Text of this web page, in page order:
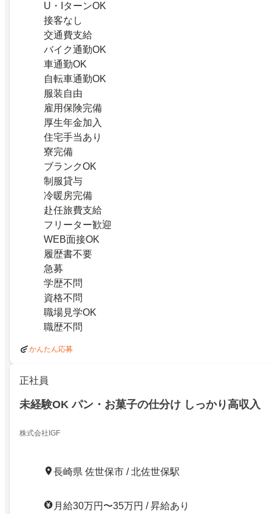
U・IターンOK
接客なし
交通費支給
バイク通勤OK
車通勤OK
自転車通勤OK
服装自由
雇用保険完備
厚生年金加入
住宅手当あり
寮完備
ブランクOK
制服貸与
冷暖房完備
赴任旅費支給
フリーター歓迎
WEB面接OK
履歴書不要
急募
学歴不問
資格不問
職場見学OK
職歴不問
かんたん応募
正社員
未経験OK パン・お菓子の仕分け しっかり高収入
株式会社IGF
長崎県 佐世保市 / 北佐世保駅
月給30万円〜35万円 / 昇給あり